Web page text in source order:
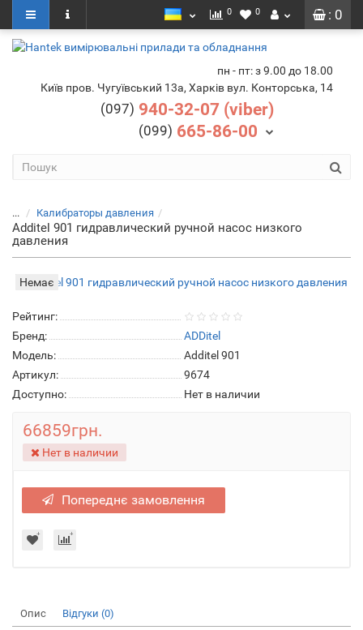
: 0
0 0
пн - пт: з 9.00 до 18.00
Київ пров. Чугуївський 13а, Харків вул. Конторська, 14
(097) 940-32-07 (viber)
(099) 665-86-00
... Калибраторы давления
Additel 901 гидравлический ручной насос низкого
давления
Немає
Рейтинг:
Бренд:
ADDitel
Модель:
Additel 901
Артикул:
9674
Доступно:
Нет в наличии
66859грн.
Нет в наличии
Попереднє замовлення
Опис Відгуки (0)